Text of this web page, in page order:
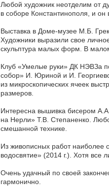
Любой художник неотделим от
в соборе Константинополя, и
Выставка в Доме-музее М.Б.
Художники выразили свое
скульптура малых форм. В
Клуб «Умелые руки» ДК НЭВЗа
собор» И. Юриной и И.
из микроскопических ячеек
размеров.
Интересна вышивка бисером
на Нерли» Т.В. Степаненко.
смешанной технике.
Из живописных работ наиболее
водосвятие» (2014 г.). Хотя все
Очень удачный по своей
гармонично.